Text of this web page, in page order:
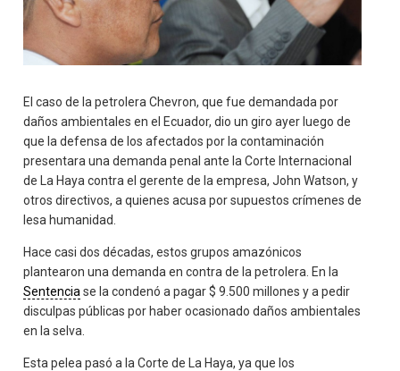
El caso de la petrolera Chevron, que fue demandada por
daños ambientales en el Ecuador, dio un giro ayer luego de
que la defensa de los afectados por la contaminación
presentara una demanda penal ante la Corte Internacional
de La Haya contra el gerente de la empresa, John Watson, y
otros directivos, a quienes acusa por supuestos crímenes de
lesa humanidad.
Hace casi dos décadas, estos grupos amazónicos
plantearon una demanda en contra de la petrolera. En la
Sentencia se la condenó a pagar $ 9.500 millones y a pedir
disculpas públicas por haber ocasionado daños ambientales
en la selva.
Esta pelea pasó a la Corte de La Haya, ya que los